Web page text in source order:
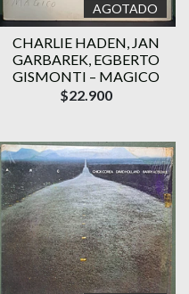
AGOTADO
CHARLIE HADEN, JAN
GARBAREK, EGBERTO
GISMONTI – MAGICO
$22.900